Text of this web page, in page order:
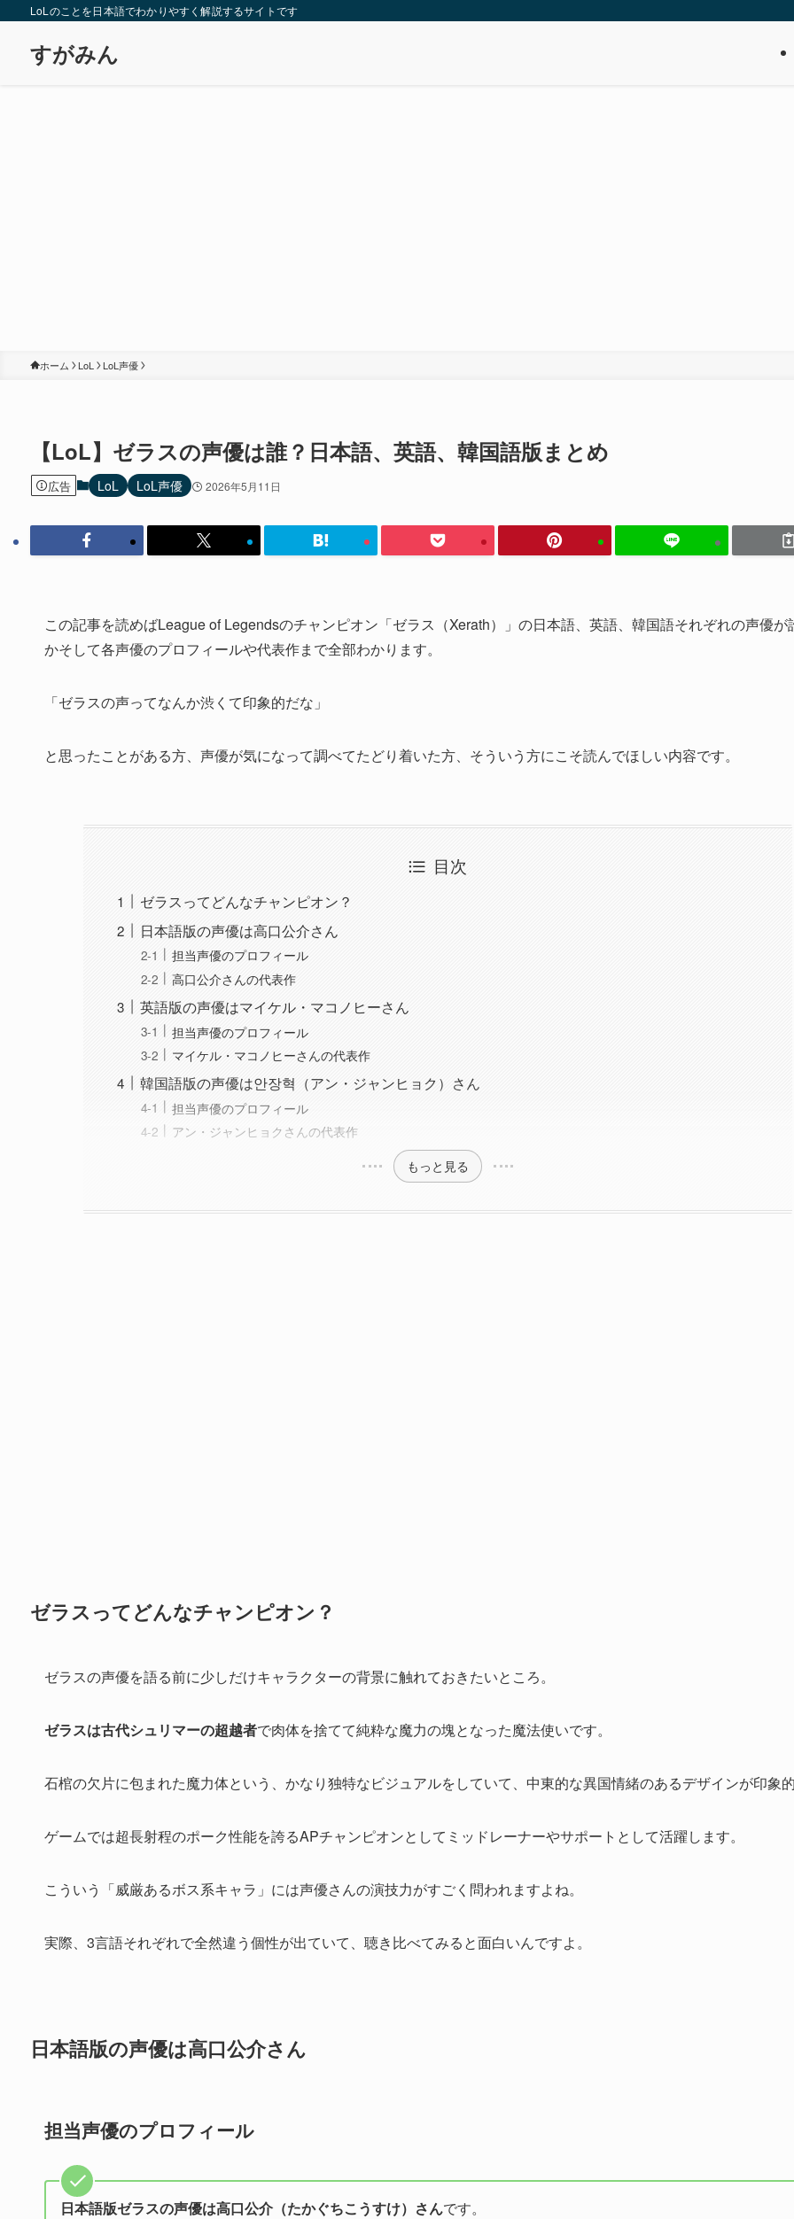
LoLのことを日本語でわかりやすく解説するサイトです
すがみん
ホーム LoL LoL声優
【LoL】ゼラスの声優は誰？日本語、英語、韓国語版まとめ
広告 LoL LoL声優 2026年5月11日
この記事を読めばLeague of Legendsのチャンピオン「ゼラス（Xerath）」の日本語、英語、韓国語それぞれの声優が
かそして各声優のプロフィールや代表作まで全部わかります。
「ゼラスの声ってなんか渋くて印象的だな」
と思ったことがある方、声優が気になって調べてたどり着いた方、そういう方にこそ読んでほしい内容です。
目次
ゼラスってどんなチャンピオン？
日本語版の声優は高口公介さん
担当声優のプロフィール
高口公介さんの代表作
英語版の声優はマイケル・マコノヒーさん
担当声優のプロフィール
マイケル・マコノヒーさんの代表作
韓国語版の声優は안장혁（アン・ジャンヒョク）さん
担当声優のプロフィール
アン・ジャンヒョクさんの代表作
もっと見る
ゼラスってどんなチャンピオン？
ゼラスの声優を語る前に少しだけキャラクターの背景に触れておきたいところ。
ゼラスは古代シュリマーの超越者で肉体を捨てて純粋な魔力の塊となった魔法使いです。
石棺の欠片に包まれた魔力体という、かなり独特なビジュアルをしていて、中東的な異国情緒のあるデザインが印象
ゲームでは超長射程のポーク性能を誇るAPチャンピオンとしてミッドレーナーやサポートとして活躍します。
こういう「威厳あるボス系キャラ」には声優さんの演技力がすごく問われますよね。
実際、3言語それぞれで全然違う個性が出ていて、聴き比べてみると面白いんですよ。
日本語版の声優は高口公介さん
担当声優のプロフィール
日本語版ゼラスの声優は高口公介（たかぐちこうすけ）さんです。